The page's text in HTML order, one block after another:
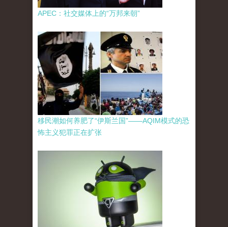
APEC：社交媒体上的“万邦来朝”
移民潮如何养肥了“伊斯兰国”——AQIM模式的恐
怖主义犯罪正在扩张